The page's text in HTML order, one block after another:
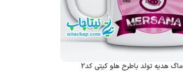
ماگ هدیه تولد باطرح هلو کیتی کد2